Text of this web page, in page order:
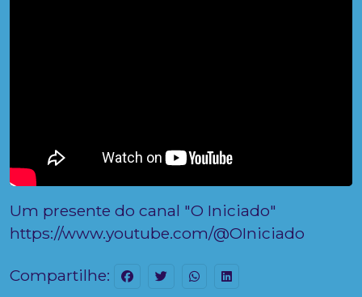
Um presente do canal "O Iniciado"
https://www.youtube.com/@OIniciado
Compartilhe: